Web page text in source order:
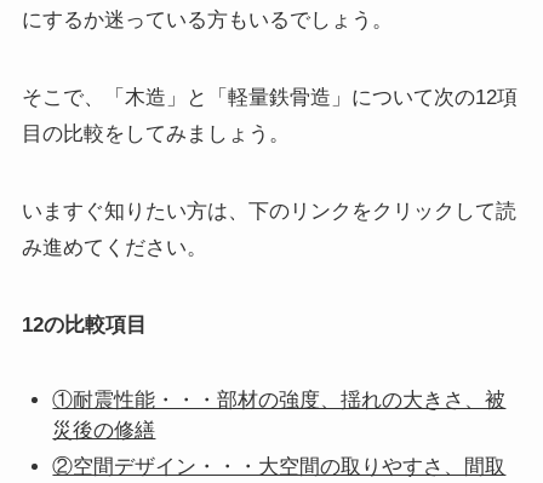
にするか迷っている方もいるでしょう。
そこで、「木造」と「軽量鉄骨造」について次の12項
目の比較をしてみましょう。
いますぐ知りたい方は、下のリンクをクリックして読
み進めてください。
12の比較項目
①耐震性能・・・部材の強度、揺れの大きさ、被
災後の修繕
②空間デザイン・・・大空間の取りやすさ、間取